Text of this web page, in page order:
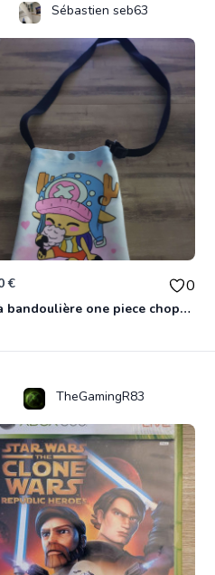
Sébastien seb63
€ 0
sac à bandoulière one piece chopper
TheGamingR83